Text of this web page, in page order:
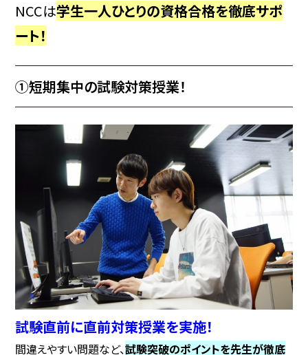
NCCは学生一人ひとりの資格合格を徹底サポ
ート！
①短期集中の試験対策授業！
試験直前に直前対策授業を実施！
間違えやすい問題など、試験突破のポイントを先生が徹底